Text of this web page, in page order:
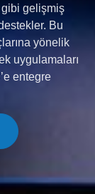
gibi gelişmiş
Bu
yönelik
uygulamaları
entegre